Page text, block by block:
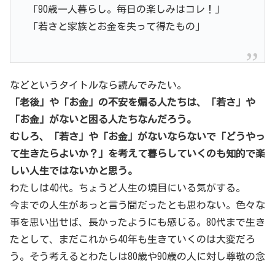
「90歳一人暮らし。毎日の楽しみはコレ！」
「若さと家族とお金を失って得たもの」
などというタイトルなら読んでみたい。
「老後」や「お金」の不安を煽る人たちは、「若さ」や
「お金」がないと困る人たちなんだろう。
むしろ、「若さ」や「お金」がないならないで「どうやっ
て生きたらよいか？」を考えて暮らしていくのも知的で楽
しい人生ではないかと思う。
わたしは40代。ちょうど人生の境目にいる気がする。
今までの人生があっと言う間だったとも思わない。色々な
事を思い出せば、長かったようにも感じる。80代まで生き
たとして、まだこれから40年も生きていくのは大変だろ
う。そう考えるとわたしは80歳や90歳の人に対し尊敬の念